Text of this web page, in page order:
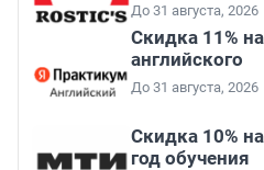
До 31 августа, 2026
Скидка 11%
английского
До 31 августа, 2026
Скидка 10%
год обучения